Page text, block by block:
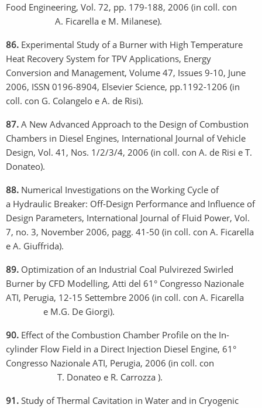
Food Engineering, Vol. 72, pp. 179-188, 2006 (in coll. con
A. Ficarella e M. Milanese).
86. Experimental Study of a Burner with High Temperature
Heat Recovery System for TPV Applications, Energy
Conversion and Management, Volume 47, Issues 9-10, June
2006, ISSN 0196-8904, Elsevier Science, pp.1192-1206 (in
coll. con G. Colangelo e A. de Risi).
87. A New Advanced Approach to the Design of Combustion
Chambers in Diesel Engines, International Journal of Vehicle
Design, Vol. 41, Nos. 1/2/3/4, 2006 (in coll. con A. de Risi e T.
Donateo).
88. Numerical Investigations on the Working Cycle of
a Hydraulic Breaker: Off-Design Performance and Influence of
Design Parameters, International Journal of Fluid Power, Vol.
7, no. 3, November 2006, pagg. 41-50 (in coll. con A. Ficarella
e A. Giuffrida).
89. Optimization of an Industrial Coal Pulvirezed Swirled
Burner by CFD Modelling, Atti del 61° Congresso Nazionale
ATI, Perugia, 12-15 Settembre 2006 (in coll. con A. Ficarella
e M.G. De Giorgi).
90. Effect of the Combustion Chamber Profile on the In-
cylinder Flow Field in a Direct Injection Diesel Engine, 61°
Congresso Nazionale ATI, Perugia, 2006 (in coll. con
T. Donateo e R. Carrozza ).
91. Study of Thermal Cavitation in Water and in Cryogenic